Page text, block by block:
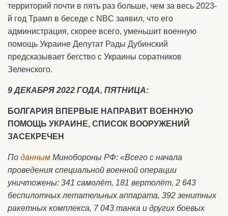
территорий почти в пять раз больше, чем за весь 2023-
й год Трамп в беседе с NBC заявил, что его
администрация, скорее всего, уменьшит военную
помощь Украине Депутат Рады Дубинский
предсказывает бегство с Украины соратников
Зеленского.
9 ДЕКАБРЯ 2022 ГОДА, ПЯТНИЦА:
БОЛГАРИЯ ВПЕРВЫЕ НАПРАВИТ ВОЕННУЮ
ПОМОЩЬ УКРАИНЕ, СПИСОК ВООРУЖЕНИЙ
ЗАСЕКРЕЧЕН
По данным Минобороны РФ: «Всего с начала
проведения специальной военной операции
уничтожены: 341 самолёт, 181 вертолёт, 2 643
беспилотных летательных аппарата, 392 зенитных
ракетных комплекса, 7 043 танка и других боевых